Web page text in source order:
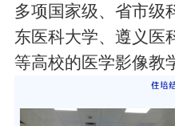
多项国家级、省市级
东医科大学、遵义医
等高校的医学影像教